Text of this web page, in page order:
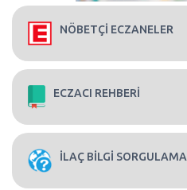
NÖBETÇİ ECZANELER
ECZACI REHBERİ
İLAÇ BİLGİ SORGULAMA